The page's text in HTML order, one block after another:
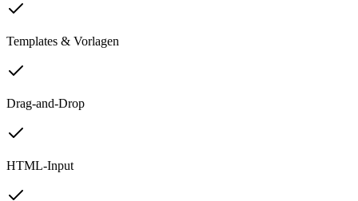
Templates & Vorlagen
Drag-and-Drop
HTML-Input